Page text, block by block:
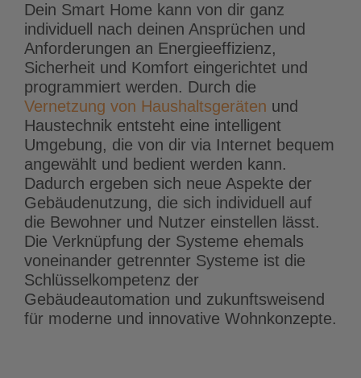
Dein Smart Home kann von dir ganz
individuell nach deinen Ansprüchen und
Anforderungen an Energieeffizienz,
Sicherheit und Komfort eingerichtet und
programmiert werden. Durch die
Vernetzung von Haushaltsgeräten und
Haustechnik entsteht eine intelligent
Umgebung, die von dir via Internet bequem
angewählt und bedient werden kann.
Dadurch ergeben sich neue Aspekte der
Gebäudenutzung, die sich individuell auf
die Bewohner und Nutzer einstellen lässt.
Die Verknüpfung der Systeme ehemals
voneinander getrennter Systeme ist die
Schlüsselkompetenz der
Gebäudeautomation und zukunftsweisend
für moderne und innovative Wohnkonzepte.